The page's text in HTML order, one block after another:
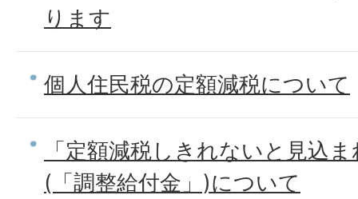
ります
個人住民税の定額減税について
「定額減税しきれないと見込
(「調整給付金」)について